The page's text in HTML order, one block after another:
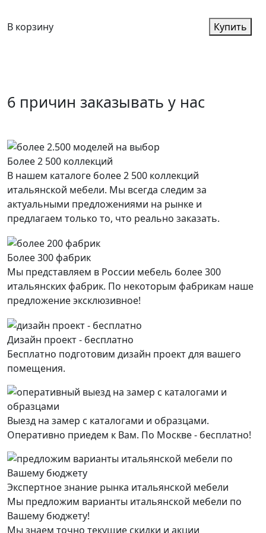
В корзину Купить
6 причин заказывать у нас
Более 2 500 коллекций
В нашем каталоге более 2 500 коллекций
итальянской мебели. Мы всегда следим за
актуальными предложениями на рынке и
предлагаем только то, что реально заказать.
Более 300 фабрик
Мы представляем в России мебель более 300
итальянских фабрик. По некоторым фабрикам наше
предложение эксклюзивное!
Дизайн проект - бесплатно
Бесплатно подготовим дизайн проект для вашего
помещения.
Выезд на замер с каталогами и образцами.
Оперативно приедем к Вам. По Москве - бесплатно!
Экспертное знание рынка итальянской мебели
Мы предложим варианты итальянской мебели по
Вашему бюджету!
Мы знаем точно текущие скидки и акции